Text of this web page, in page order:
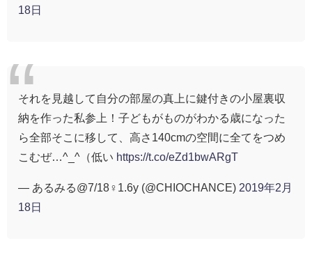
18日
それを見越して自分の部屋の真上に鍵付きの小屋裏収
納を作った私参上！子どもがものがわかる歳になった
ら全部そこに移して、高さ140cmの空間に全てをつめ
こむぜ…^_^（低い https://t.co/eZd1bwARgT
— あるみる@7/18♀1.6y (@CHIOCHANCE) 2019年2月
18日